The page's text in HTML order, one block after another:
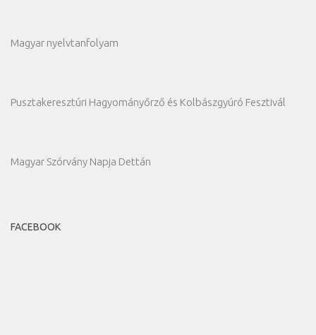
Magyar nyelvtanfolyam
Pusztakeresztúri Hagyományőrző és Kolbászgyúró Fesztivál
Magyar Szórvány Napja Dettán
FACEBOOK